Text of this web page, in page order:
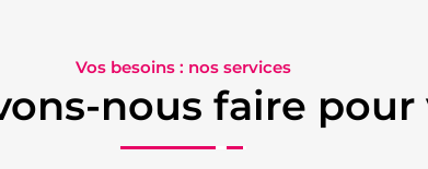
Vos besoins : nos services
nous faire pour